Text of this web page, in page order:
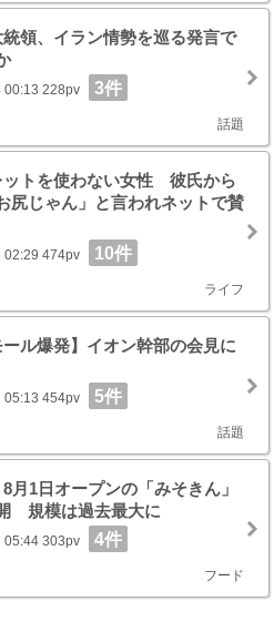
領、イラン情勢を巡る発言で
00:13 228pv 3件
話題
ットを使わない女性 彼氏から
尻じゃん」と言われネットで賛
02:29 474pv 10件
ライフ
ル爆発】イオン幹部の会見に
05:13 454pv 5件
話題
月1日オープンの「みそきん」
規模は過去最大に
05:44 303pv 4件
フード